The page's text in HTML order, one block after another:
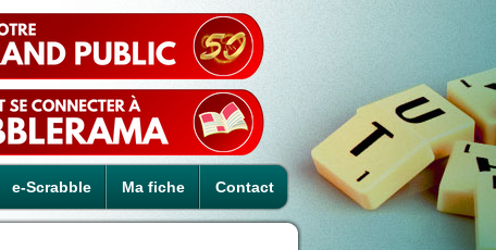
e-Scrabble Ma fiche Contact